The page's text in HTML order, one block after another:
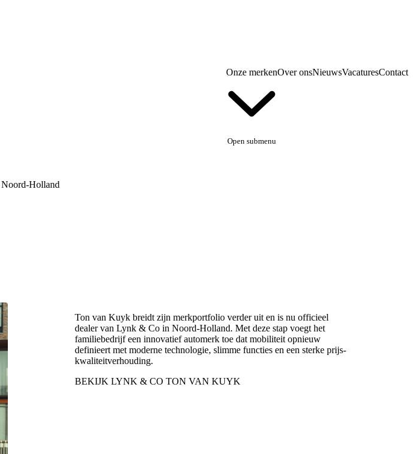
Onze merken
Open submenu
Over onsNieuwsVacaturesContact
Holland
Ton van Kuyk breidt zijn merkportfolio verder uit en is nu officieel
dealer van Lynk & Co in Noord-Holland. Met deze stap voegt het
familiebedrijf een innovatief automerk toe dat mobiliteit opnieuw
definieert met moderne technologie, slimme functies en een sterke prijs-
kwaliteitverhouding.
BEKIJK LYNK & CO TON VAN KUYK